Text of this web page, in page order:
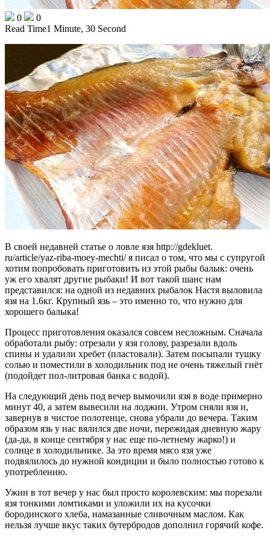
0
0
Read Time1 Minute, 30 Second
В своей недавней статье о ловле язя http://gdekluet.
ru/article/yaz-riba-moey-mechti/ я писал о том, что мы с супругой
хотим попробовать приготовить из этой рыбы балык: очень
уж его хвалят другие рыбаки! И вот такой шанс нам
представился: на одной из недавних рыбалок Настя выловила
язя на 1.6кг. Крупный язь – это именно то, что нужно для
хорошего балыка!
Процесс приготовления оказался совсем несложным. Сначала
обработали рыбу: отрезали у язя голову, разрезали вдоль
спины и удалили хребет (пластовали). Затем посыпали тушку
солью и поместили в холодильник под не очень тяжелый гнёт
(подойдет пол-литровая банка с водой).
На следующий день под вечер вымочили язя в воде примерно
минут 40, а затем вывесили на лоджии. Утром сняли язя и,
завернув в чистое полотенце, снова убрали до вечера. Таким
образом язь у нас вялился две ночи, пережидая дневную жару
(да-да, в конце сентября у нас еще по-летнему жарко!) и
солнце в холодильнике. За это время мясо язя уже
подвялилось до нужной кондиции и было полностью готово к
употреблению.
Ужин в тот вечер у нас был просто королевским: мы порезали
язя тонкими ломтиками и уложили их на кусочки
бородинского хлеба, намазанные сливочным маслом. Как
нельзя лучше вкус таких бутербродов дополнил горячий кофе.